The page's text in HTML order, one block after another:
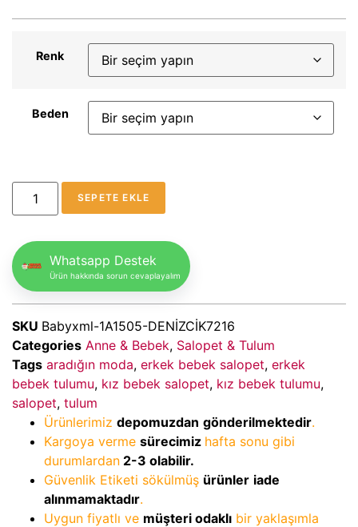
Renk
Beden
SEPETE EKLE
Whatsapp Destek
Ürün hakkında sorun cevaplayalım
SKU Babyxml-1A1505-DENİZCİK7216
Categories Anne & Bebek, Salopet & Tulum
Tags aradığın moda, erkek bebek salopet, erkek
bebek tulumu, kız bebek salopet, kız bebek tulumu,
salopet, tulum
Ürünlerimiz depomuzdan gönderilmektedir.
Kargoya verme sürecimiz hafta sonu gibi
durumlardan 2-3 olabilir.
Güvenlik Etiketi sökülmüş ürünler iade
alınmamaktadır.
Uygun fiyatlı ve müşteri odaklı bir yaklaşımla